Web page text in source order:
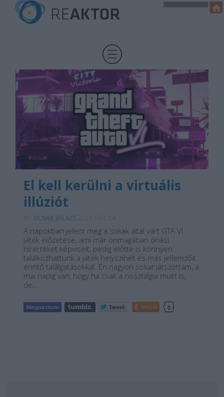
El kell kerülni a virtuális
illúziót
DOMBI_BALAZS
A napokban jelent meg a sokak által várt GTA VI
játék előzetese, ami már önmagában óriási
hírértéket képviselt, pedig előtte is könnyen
találkozhattunk a játék helyszínét és más jellemzőit
érintő találgatásokkal. Én nagyon sokat játszottam, a
mai napig van, hogy ha csak a nosztalgia miatt is,
de…
Tetszik 0